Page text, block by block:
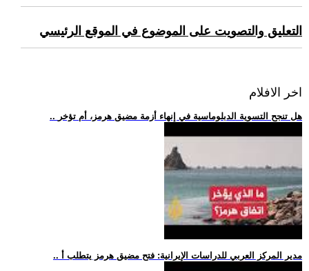
التعليق والتصويت على الموضوع في الموقع الرئيسي
اخر الافلام
.. هل تنجح التسوية الدبلوماسية في إنهاء أزمة مضيق هرمز، أم تؤخر
.. مدير المركز العربي للدراسات الإيرانية: فتح مضيق هرمز يتطلب أ